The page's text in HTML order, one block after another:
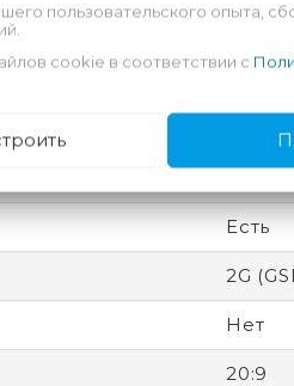
Есть
2G
Нет
20:9
пользовательского опыта,
cookie в соответствии с